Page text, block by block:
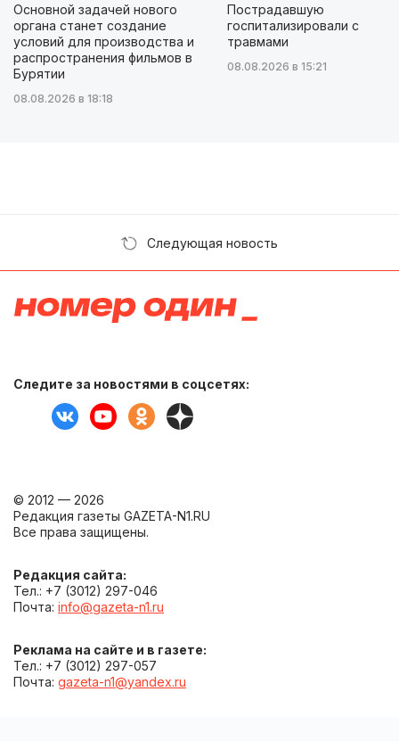
Основной задачей нового
органа станет создание
условий для производства и
распространения фильмов в
Бурятии
08.08.2026 в 18:18
Пострадавшую
госпитализировали с
травмами
08.08.2026 в 15:21
Следующая новость
Следите за новостями в соцсетях:
© 2012 — 2026
Редакция газеты GAZETA-N1.RU
Все права защищены.
Редакция сайта:
Тел.: +7 (3012) 297-046
Почта: info@gazeta-n1.ru
Реклама на сайте и в газете:
Тел.: +7 (3012) 297-057
Почта: gazeta-n1@yandex.ru